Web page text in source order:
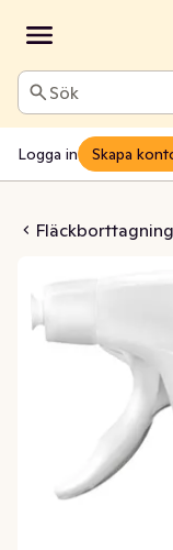
Sök
Logga in Skapa
Fläckborttagning
Action Degreaser